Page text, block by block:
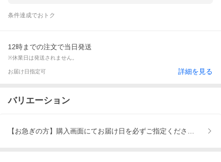
条件達成でおトク
12時までの注文で当日発送
※休業日は発送されません。
お届け日指定可 詳細を見る
バリエーション
【お急ぎの方】購入画面にてお届け日を必ずご指定ください、指